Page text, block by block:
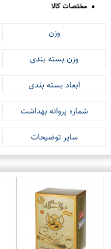
مختصات کالا
وزن
وزن بسته بندی
ابعاد بسته بندی
شماره پروانه بهداشت
سایر توضیحات